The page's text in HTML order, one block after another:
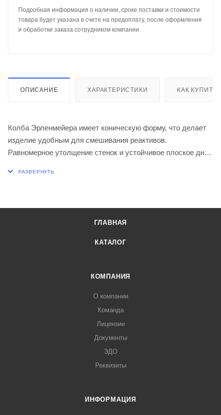
Подробная информация о наличии, сроке поставки и стоимости
товара будет указана в счете на предоплату, после оформления
и обработки заказа сотрудником компании
ОПИСАНИЕ ХАРАКТЕРИСТИКИ КАК КУПИТЬ
Колба Эрленмейера имеет коническую форму, что делает
изделие удобным для смешивания реактивов.
Равномерное утолщение стенок и устойчивое плоское дно
как в исполнении со шкалой из огнеупорной белой
керамической эмали, так и без шкалы.
ГЛАВНАЯ
КАТАЛОГ
КОМПАНИЯ
О компании
Команда
Лицензии
Документы
ЭДО
Реквизиты
ИНФОРМАЦИЯ